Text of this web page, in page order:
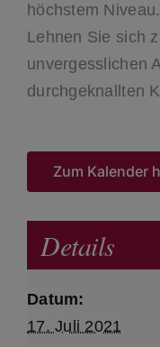
höchstem Niveau.
Lehnen Sie sich
unvergesslichen
durchgeknallten
Zum Kalender
Details
Datum:
17. Juli 2021